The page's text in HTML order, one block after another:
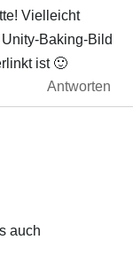
Vielleicht
Baking-Bild
ist 🙂
Antworten
auch